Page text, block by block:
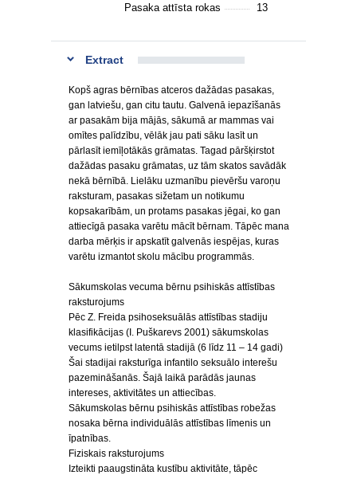
Pasaka attīsta rokas 13
Extract
Kopš agras bērnības atceros dažādas pasakas,
gan latviešu, gan citu tautu. Galvenā iepazīšanās
ar pasakām bija mājās, sākumā ar mammas vai
omītes palīdzību, vēlāk jau pati sāku lasīt un
pārlasīt iemīļotākās grāmatas. Tagad pāršķirstot
dažādas pasaku grāmatas, uz tām skatos savādāk
nekā bērnībā. Lielāku uzmanību pievēršu varoņu
raksturam, pasakas sižetam un notikumu
kopsakarībām, un protams pasakas jēgai, ko gan
attiecīgā pasaka varētu mācīt bērnam. Tāpēc mana
darba mērķis ir apskatīt galvenās iespējas, kuras
varētu izmantot skolu mācību programmās.
Sākumskolas vecuma bērnu psihiskās attīstības
raksturojums
Pēc Z. Freida psihoseksuālās attīstības stadiju
klasifikācijas (I. Puškarevs 2001) sākumskolas
vecums ietilpst latentā stadijā (6 līdz 11 – 14 gadi)
Šai stadijai raksturīga infantilo seksuālo interešu
pazemināšanās. Šajā laikā parādās jaunas
intereses, aktivitātes un attiecības.
Sākumskolas bērnu psihiskās attīstības robežas
nosaka bērna individuālās attīstības līmenis un
īpatnības.
Fiziskais raksturojums
Izteikti paaugstināta kustību aktivitāte, tāpēc